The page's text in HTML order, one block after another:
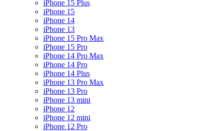
iPhone 15 Plus
iPhone 15
iPhone 14
iPhone 13
iPhone 15 Pro Max
iPhone 15 Pro
iPhone 14 Pro Max
iPhone 14 Pro
iPhone 14 Plus
iPhone 13 Pro Max
iPhone 13 Pro
iPhone 13 mini
iPhone 12
iPhone 12 mini
iPhone 12 Pro